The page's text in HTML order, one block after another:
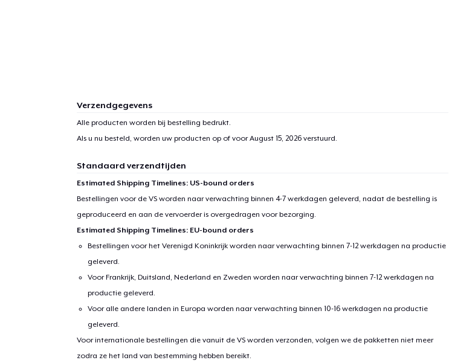
Verzendgegevens
Alle producten worden bij bestelling bedrukt.
Als u nu besteld, worden uw producten op of voorAugust 15, 2026verstuurd.
Standaard verzendtijden
Estimated Shipping Timelines: US-bound orders
Bestellingen voor de VS worden naar verwachting binnen 4-7 werkdagen geleverd, nadat de bestelling is
geproduceerd en aan de vervoerder is overgedragen voor bezorging.
Estimated Shipping Timelines: EU-bound orders
Bestellingen voor het Verenigd Koninkrijk worden naar verwachting binnen 7-12 werkdagen na productie
geleverd.
Voor Frankrijk, Duitsland, Nederland en Zweden worden naar verwachting binnen 7-12 werkdagen na
productie geleverd.
Voor alle andere landen in Europa worden naar verwachting binnen 10-16 werkdagen na productie
geleverd.
Voor internationale bestellingen die vanuit de VS worden verzonden, volgen we de pakketten niet meer
zodra ze het land van bestemming hebben bereikt.